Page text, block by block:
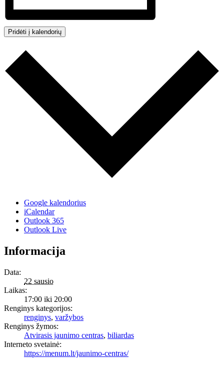
Pridėti į kalendorių
Google kalendorius
iCalendar
Outlook 365
Outlook Live
Informacija
Data:
22 sausio
Laikas:
17:00 iki 20:00
Renginys kategorijos:
renginys, varžybos
Renginys žymos:
Atvirasis jaunimo centras, biliardas
Interneto svetainė:
https://menum.lt/jaunimo-centras/